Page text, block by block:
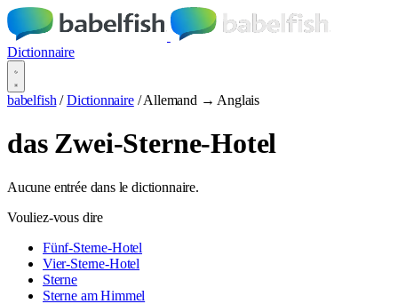
Dictionnaire
babelfish / Dictionnaire / Allemand → Anglais
das Zwei-Sterne-Hotel
Aucune entrée dans le dictionnaire.
Vouliez-vous dire
Fünf-Sterne-Hotel
Vier-Sterne-Hotel
Sterne
Sterne am Himmel